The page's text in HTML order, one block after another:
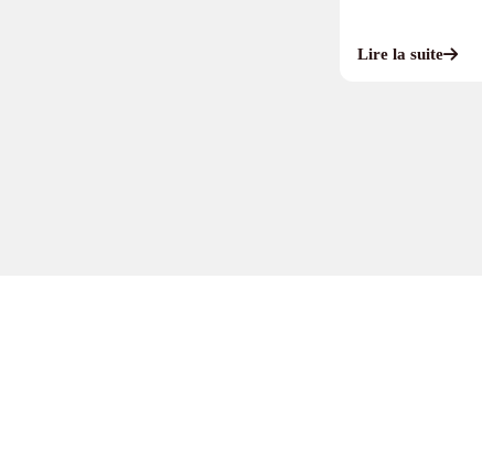
Lire la suite